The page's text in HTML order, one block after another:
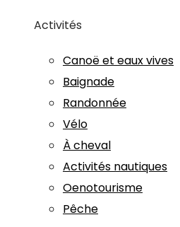
Activités
Canoë et eaux vives
Baignade
Randonnée
Vélo
À cheval
Activités nautiques
Oenotourisme
Pêche